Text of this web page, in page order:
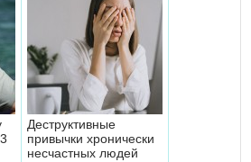
Деструктивные
привычки хронически
несчастных людей